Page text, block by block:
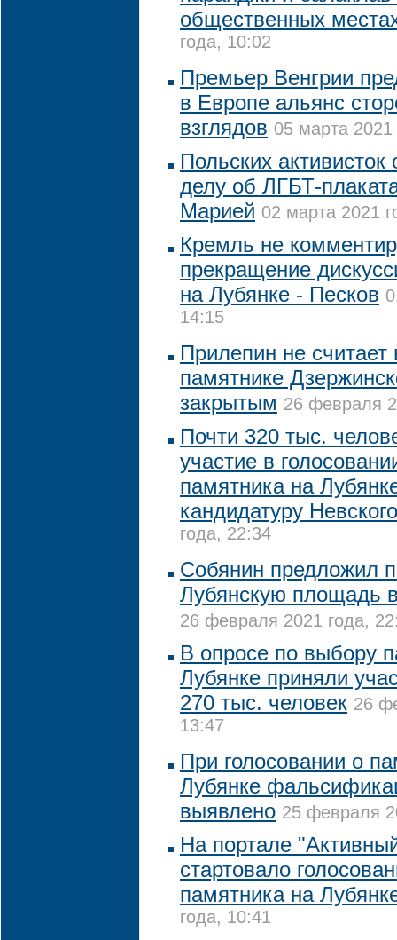
общественных
года, 10:02
Премьер Венгрии
в Европе альянс
взглядов 05 марта
Польских
делу об ЛГБТ-
Марией 02 марта 2021
Кремль не
прекращение
на Лубянке - Песков
14:15
Прилепин не считает
памятнике
закрытым 26 февраля
Почти 320 тыс.
участие в
памятника на
кандидатуру Невского
года, 22:34
Собянин предложил
Лубянскую площадь
26 февраля 2021 года,
В опросе по выбору
Лубянке приняли
270 тыс. человек 26
13:47
При голосовании о
Лубянке
выявлено 25 февраля
На портале
стартовало
памятника на
года, 10:41